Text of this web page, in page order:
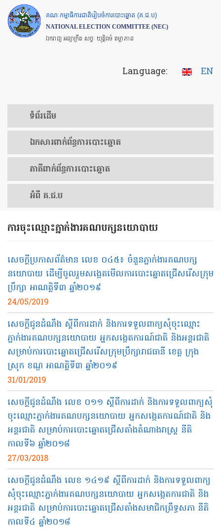
Skip
to
main
គណៈកម្មាធិការជាតិរៀបចំការបោះឆ្នោត (គ.ជ.ប)
NATIONAL ELECTION COMMITTEE (NEC)
ឯករាជ្យ អព្យាក្រឹត សច្ចៈ យុត្តិធម៌ តម្លាភាព
Language: EN
ទំព័រ​ដើម
ឯកសារ​ពាក់ព័ន្ធ​ការ​បោះឆ្នោត
​ភាគីពាក់ព័ន្ធ​​ការ​បោះឆ្នោត
អំពី គ.ជ.ប
ការចុះឈ្មោះ​ភ្នាក់ងារគណបក្សនយោបាយ​
សេចក្តីប្រកាសព័ត៌មាន លេខ ០៤៥៖​ ចំនួនភ្នាក់ងារគណបក្ស
នយោបាយ ដើម្បីចូលរួមសង្កេតមើលការបោះឆ្នោតជ្រើសរើសក្រុម
ប្រឹក្សា អាណត្តិទី៣ ឆ្នាំ២០១៩
24/05/2019
សេចក្ដីជូនដំណឹង ស្ដីពី​ការដាក់​ និង​ការ​ទទួល​ពាក្យសុំចុះឈ្មោះ
ភ្នាក់ងារ​គណបក្សនយោបាយ​ អ្នកសង្កេតការណ៍​ជាតិ និង​អន្តរជាតិ​
សម្រាប់​ការបោះឆ្នោត​ជ្រើសរើស​ក្រុមប្រឹក្សា​រាជធានី ខេត្ត​ ​ក្រុង ​
ស្រុក ​ខណ្ឌ អាណត្តិ​ទី​៣ ឆ្នាំ​២០១៩
31/01/2019
សេចក្តីជូនដំណឹង លេខ ០១១​ ស្តីពី​ការដាក់ និងការទទួល​ពាក្យសុំ​
ចុះឈ្មោះ​ភ្នាក់ងារ​គណបក្សនយោបាយ​​ អ្នកសង្កេតការណ៍ជាតិ និង
អន្តរជាតិ សម្រាប់ការបោះឆ្នោតជ្រើសតាំងតំណាងរាស្ត្រ​ នីតិ
កាលទី៦ ឆ្នាំ២០១៨
27/03/2018
សេចក្ដី​ជូន​ដំណឹង​ លេខ ១៤១៩​​ ស្ដីពី​ការ​ដាក់​ និង​ការ​ទទួល​ពាក្យ​
សុំ​ចុះ​ឈ្មោះ​ភ្នាក់ងារ​គណបក្ស​នយោបាយ​ អ្នក​សង្កេតការជាតិ និង​
អន្តរជាតិ​ សម្រាប់​ការ​បោះឆ្នោត​ជ្រើស​តាំង​សមាជិក​ព្រឹទ្ធសភា​ នីតិ
កាល​ទី​៤ ឆ្នាំ​២០១៨